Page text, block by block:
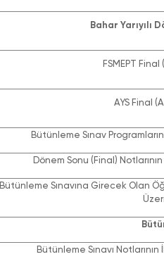
Bahar Yarıyılı
FSMEPT
AYS Final
Bütünleme Sınav
Dönem Sonu (Final)
Bütünleme Sınavına Girecek Olan
Bütünleme Sınavı